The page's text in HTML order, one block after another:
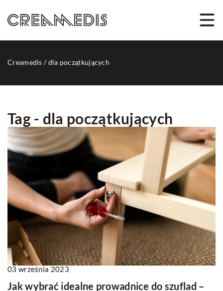
Creamedis /dla początkujących
Tag - dla początkujących
03 września 2023
Jak wybrać idealne prowadnice do szuflad –